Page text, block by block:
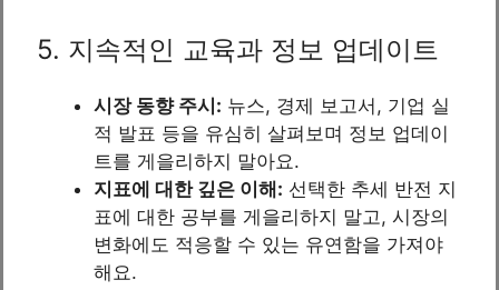
5. 지속적인 교육과 정보 업데이트
시장 동향 주시: 뉴스, 경제 보고서, 기업 실
적 발표 등을 유심히 살펴보며 정보 업데이
트를 게을리하지 말아요.
지표에 대한 깊은 이해: 선택한 추세 반전 지
표에 대한 공부를 게을리하지 말고, 시장의
변화에도 적응할 수 있는 유연함을 가져야
해요.